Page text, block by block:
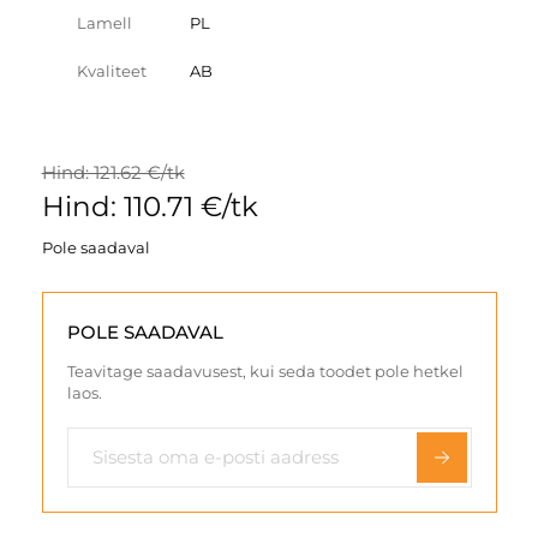
Lamell PL
Kvaliteet AB
Hind: 121.62 €/tk
Hind: 110.71 €/tk
Pole saadaval
POLE SAADAVAL
Teavitage saadavusest, kui seda toodet pole hetkel
laos.